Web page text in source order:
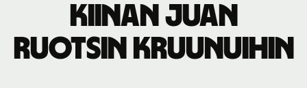
Kiinan juan
Ruotsin kruunuihin